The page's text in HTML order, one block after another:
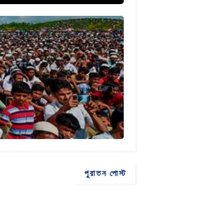
পুরাতন পোস্ট